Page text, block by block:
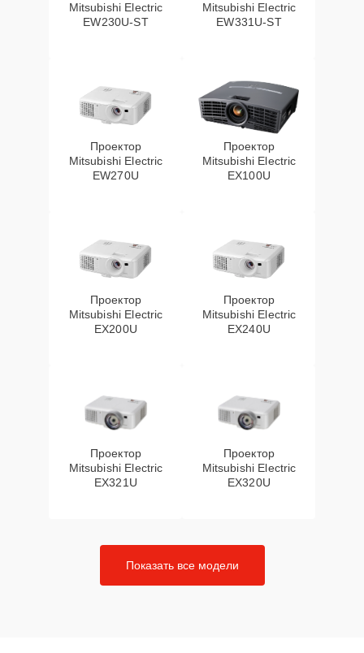
Mitsubishi Electric
EW230U-ST
Mitsubishi Electric
EW331U-ST
Проектор
Mitsubishi Electric
EW270U
Проектор
Mitsubishi Electric
EX100U
Проектор
Mitsubishi Electric
EX200U
Проектор
Mitsubishi Electric
EX240U
Проектор
Mitsubishi Electric
EX321U
Проектор
Mitsubishi Electric
EX320U
Показать все модели